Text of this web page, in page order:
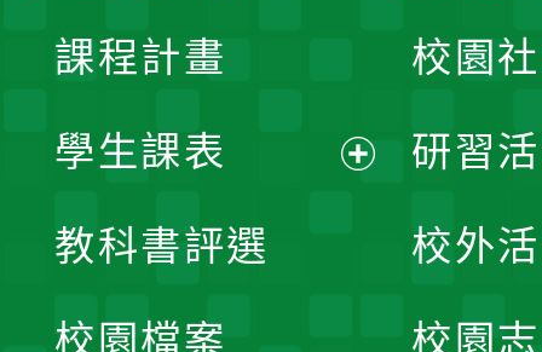
課程計畫
學生課表
教科書評選
校園檔案
校園
研習
校外
校園